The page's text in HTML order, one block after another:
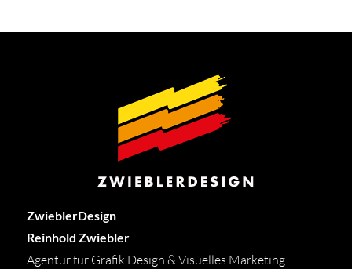
ZwieblerDesign
Reinhold Zwiebler
Agentur für Grafik Design & Visuelles Marketing